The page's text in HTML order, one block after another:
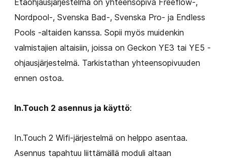
Etäohjausjärjestelmä on yhteensopiva Freeflow-,
Nordpool-, Svenska Bad-, Svenska Pro- ja Endless
Pools -altaiden kanssa. Sopii myös muidenkin
valmistajien altaisiin, joissa on Geckon YE3 tai YE5 -
ohjausjärjestelmä. Tarkistathan yhteensopivuuden
ennen ostoa.
In.Touch 2 asennus ja käyttö:
In.Touch 2 Wifi-järjestelmä on helppo asentaa.
Asennus tapahtuu liittämällä moduli altaan